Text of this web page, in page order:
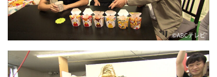
©️ABCテレビ